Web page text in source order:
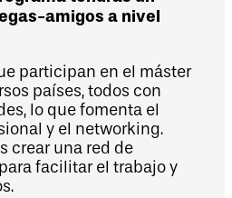
amigos a nivel
participan en el máster
países, todos con
lo que fomenta el
y el networking.
crear una red de
facilitar el trabajo y